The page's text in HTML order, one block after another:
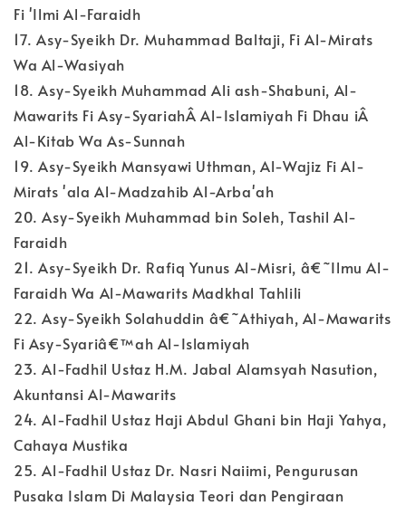
Fi 'Ilmi Al-Faraidh
17. Asy-Syeikh Dr. Muhammad Baltaji, Fi Al-Mirats
Wa Al-Wasiyah
18. Asy-Syeikh Muhammad Ali ash-Shabuni, Al-
Mawarits Fi Asy-SyariahÂ Al-Islamiyah Fi Dhau iÂ
Al-Kitab Wa As-Sunnah
19. Asy-Syeikh Mansyawi Uthman, Al-Wajiz Fi Al-
Mirats 'ala Al-Madzahib Al-Arba'ah
20. Asy-Syeikh Muhammad bin Soleh, Tashil Al-
Faraidh
21. Asy-Syeikh Dr. Rafiq Yunus Al-Misri, â€˜Ilmu Al-
Faraidh Wa Al-Mawarits Madkhal Tahlili
22. Asy-Syeikh Solahuddin â€˜Athiyah, Al-Mawarits
Fi Asy-Syariâ€™ah Al-Islamiyah
23. Al-Fadhil Ustaz H.M. Jabal Alamsyah Nasution,
Akuntansi Al-Mawarits
24. Al-Fadhil Ustaz Haji Abdul Ghani bin Haji Yahya,
Cahaya Mustika
25. Al-Fadhil Ustaz Dr. Nasri Naiimi, Pengurusan
Pusaka Islam Di Malaysia Teori dan Pengiraan